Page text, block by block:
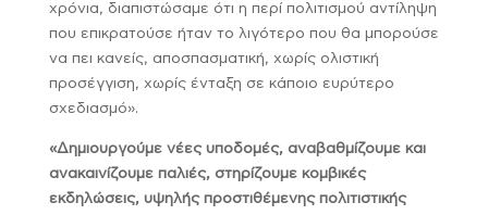
χρόνια, διαπιστώσαμε ότι η περί πολιτισμού αντίληψη
που επικρατούσε ήταν το λιγότερο που θα μπορούσε
να πει κανείς, αποσπασματική, χωρίς ολιστική
προσέγγιση, χωρίς ένταξη σε κάποιο ευρύτερο
σχεδιασμό».
«Δημιουργούμε νέες υποδομές, αναβαθμίζουμε και
ανακαινίζουμε παλιές, στηρίζουμε κομβικές
εκδηλώσεις, υψηλής προστιθέμενης πολιτιστικής